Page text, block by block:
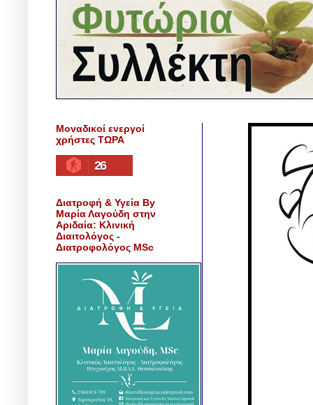
Μοναδικοί ενεργοί
χρήστες ΤΩΡΑ
26
Διατροφή & Υγεία By
Μαρία Λαγούδη στην
Αριδαία: Κλινική
Διαιτολόγος -
Διατροφολόγος MSc